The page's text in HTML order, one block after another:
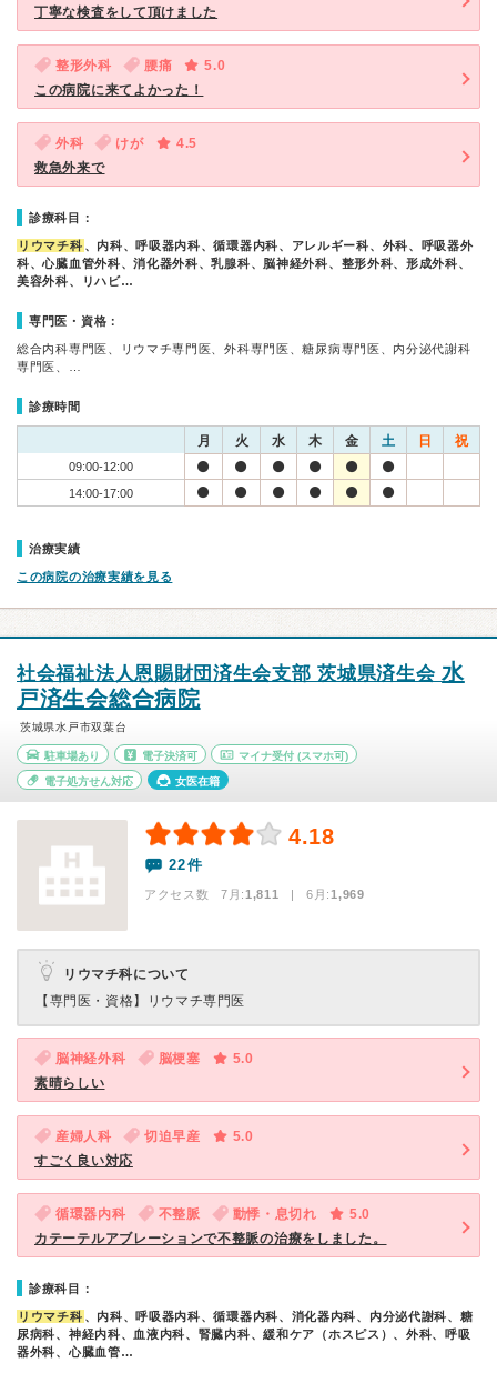
丁寧な検査をして頂けました
整形外科 腰痛
5.0
この病院に来てよかった！
外科 けが
4.5
救急外来で
診療科目：
リウマチ科 、内科、呼吸器内科、循環器内科、アレルギー科、外科、呼吸器外
科、心臓血管外科、消化器外科、乳腺科、脳神経外科、整形外科、形成外科、
美容外科、リハビ…
専門医・資格：
総合内科専門医、リウマチ専門医、外科専門医、糖尿病専門医、内分泌代謝科
専門医、…
診療時間
月 火 水 木 金 土 日 祝
09:00-12:00
14:00-17:00
治療実績
この病院の治療実績を見る
社会福祉法人恩賜財団済生会支部 茨城県済生会水
戸済生会総合病院
茨城県水戸市双葉台
駐車場あり 電子決済可 マイナ受付 (スマホ可)
電子処方せん対応 女医在籍
4.18
22件
アクセス数 7月:1,811 | 6月:1,969
リウマチ科について
【専門医・資格】
リウマチ専門医
脳神経外科 脳梗塞
5.0
素晴らしい
産婦人科 切迫早産
5.0
すごく良い対応
循環器内科 不整脈 動悸・息切れ
5.0
カテーテルアブレーションで不整脈の治療をしました。
診療科目：
リウマチ科 、内科、呼吸器内科、循環器内科、消化器内科、内分泌代謝科、糖
尿病科、神経内科、血液内科、腎臓内科、緩和ケア（ホスピス）、外科、呼吸
器外科、心臓血管…